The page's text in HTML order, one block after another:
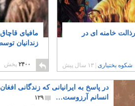
خامنه ای در
شکوه بختیاری |۱۳ سال پیش
مافیای
زندانیان
۲۴۰۰پخش
در پاسخ به ایرانیانی که زندگانی
انسانم آرزوست…
۱۲۹